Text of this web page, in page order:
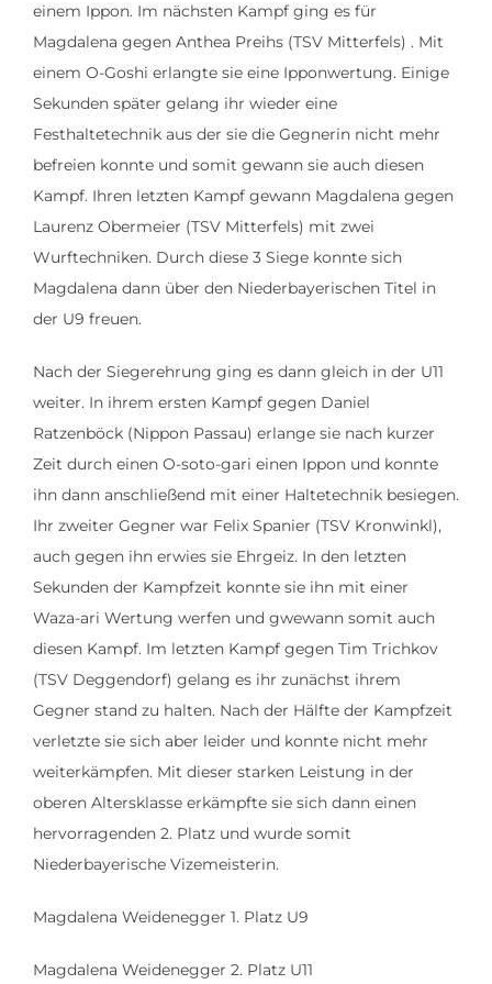
einem Ippon. Im nächsten Kampf ging es für
Magdalena gegen Anthea Preihs (TSV Mitterfels) . Mit
einem O-Goshi erlangte sie eine Ipponwertung. Einige
Sekunden später gelang ihr wieder eine
Festhaltetechnik aus der sie die Gegnerin nicht mehr
befreien konnte und somit gewann sie auch diesen
Kampf. Ihren letzten Kampf gewann Magdalena gegen
Laurenz Obermeier (TSV Mitterfels) mit zwei
Wurftechniken. Durch diese 3 Siege konnte sich
Magdalena dann über den Niederbayerischen Titel in
der U9 freuen.
Nach der Siegerehrung ging es dann gleich in der U11
weiter. In ihrem ersten Kampf gegen Daniel
Ratzenböck (Nippon Passau) erlange sie nach kurzer
Zeit durch einen O-soto-gari einen Ippon und konnte
ihn dann anschließend mit einer Haltetechnik besiegen.
Ihr zweiter Gegner war Felix Spanier (TSV Kronwinkl),
auch gegen ihn erwies sie Ehrgeiz. In den letzten
Sekunden der Kampfzeit konnte sie ihn mit einer
Waza-ari Wertung werfen und gwewann somit auch
diesen Kampf. Im letzten Kampf gegen Tim Trichkov
(TSV Deggendorf) gelang es ihr zunächst ihrem
Gegner stand zu halten. Nach der Hälfte der Kampfzeit
verletzte sie sich aber leider und konnte nicht mehr
weiterkämpfen. Mit dieser starken Leistung in der
oberen Altersklasse erkämpfte sie sich dann einen
hervorragenden 2. Platz und wurde somit
Niederbayerische Vizemeisterin.
Magdalena Weidenegger 1. Platz U9
Magdalena Weidenegger 2. Platz U11